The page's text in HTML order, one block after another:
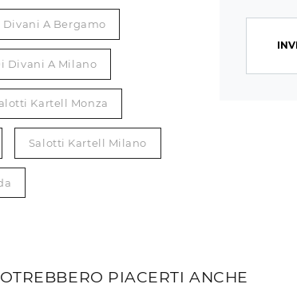
Divani A Bergamo
Divani A Milano
Kartell Monza
Salotti Kartell Milano
PIACERTI ANCHE